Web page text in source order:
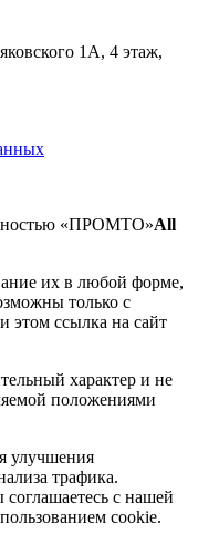
1А, 4 этаж,
«ПРОМТО»All
их в любой форме,
только c
этом ссылка на сайт
характер и не
положениями
улучшения
трафика.
соглашаетесь с нашей
cookie.